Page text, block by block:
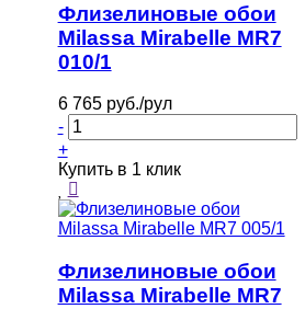
Флизелиновые обои
Milassa Mirabelle MR7
010/1
6 765 руб./рул
-
+
Купить в 1 клик
Флизелиновые обои
Milassa Mirabelle MR7